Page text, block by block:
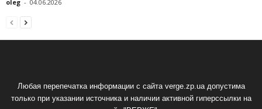
oleg - 04.06.2026
Любая перепечатка информации с сайта verge.zp.ua допустима
только при указании источника и наличии активной гиперссылки на